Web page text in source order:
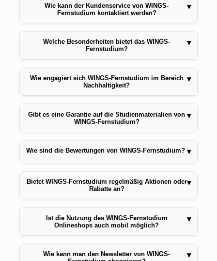
Wie kann der Kundenservice von WINGS-
Fernstudium kontaktiert werden?
▾
Welche Besonderheiten bietet das WINGS-
Fernstudium?
▾
Wie engagiert sich WINGS-Fernstudium im Bereich
Nachhaltigkeit?
▾
Gibt es eine Garantie auf die Studienmaterialien von
WINGS-Fernstudium?
▾
Wie sind die Bewertungen von WINGS-Fernstudium? ▾
Bietet WINGS-Fernstudium regelmäßig Aktionen oder
Rabatte an?
▾
Ist die Nutzung des WINGS-Fernstudium
Onlineshops auch mobil möglich?
▾
Wie kann man den Newsletter von WINGS-
▾